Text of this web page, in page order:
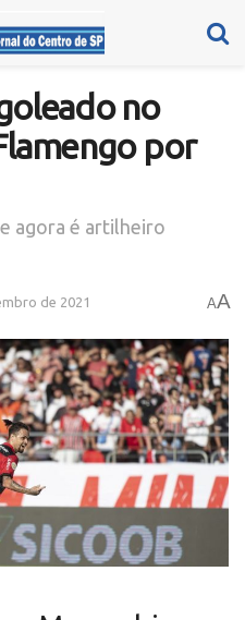
no
por
agora é artilheiro
de 2021 AA